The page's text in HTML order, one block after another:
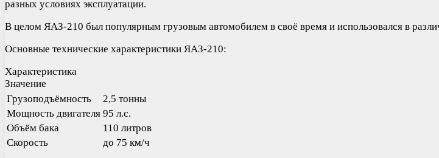
разных условиях эксплуатации.
В целом ЯАЗ-210 был популярным грузовым автомобилем в своё время и использовался в
Основные технические характеристики ЯАЗ-210:
Характеристика
Значение
Грузоподъёмность
2,5 тонны
Мощность двигателя 95 л.с.
Объём бака
110 литров
Скорость
до 75 км/ч